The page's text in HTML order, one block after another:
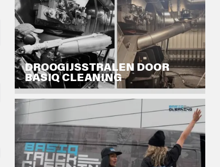
DROOGIJSSTRALEN DOOR
BASIQ CLEANING